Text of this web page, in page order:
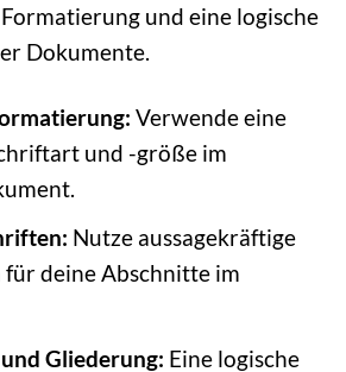
und eine logische
Dokumente.
Verwende eine
und -größe im
Nutze aussagekräftige
deine Abschnitte im
Gliederung: Eine logische